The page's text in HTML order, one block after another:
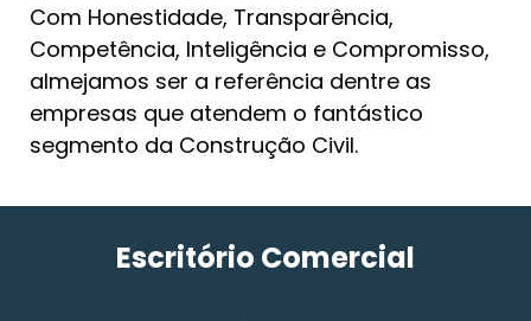
Com Honestidade, Transparência,
Competência, Inteligência e Compromisso,
almejamos ser a referência dentre as
empresas que atendem o fantástico
segmento da Construção Civil.
Escritório Comercial